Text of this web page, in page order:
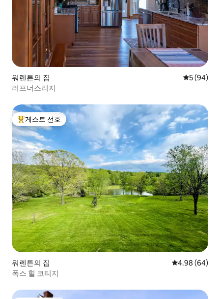
워렌튼의 집 평점 5점(5
5 (94)
러프너스리지
상위 게스트 선호
게스트 선호
워렌튼의 집 평점 4.98점(5
4.98 (64)
폭스 힐 코티지